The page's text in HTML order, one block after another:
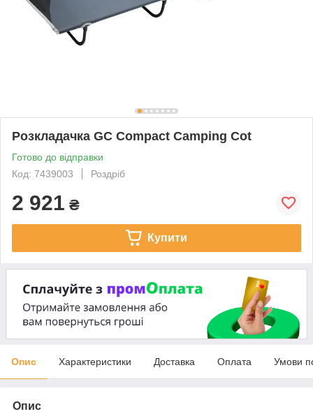
Розкладачка GC Compact Camping Cot
Готово до відправки
Код: 7439003
Роздріб
2 921 ₴
Купити
Опис Характеристики Доставка Оплата Умови
Опис